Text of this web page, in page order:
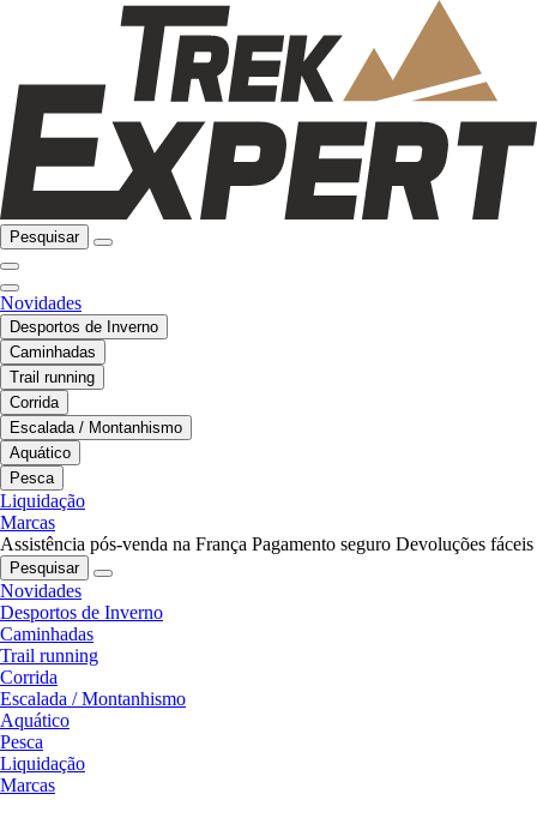
Pesquisar
Novidades
Desportos de Inverno
Caminhadas
Trail running
Corrida
Escalada / Montanhismo
Aquático
Pesca
Liquidação
Marcas
Assistência pós-venda na França Pagamento seguro Devoluções fáceis
Pesquisar
Novidades
Desportos de Inverno
Caminhadas
Trail running
Corrida
Escalada / Montanhismo
Aquático
Pesca
Liquidação
Marcas